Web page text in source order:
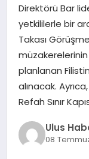
MAGAZIN
SPOR
YAŞAM
Direktörü Bar
yetkililerle bir
Takası
müzakerelerinin
planlanan
alınacak.
Refah Sınır
Ulus
08